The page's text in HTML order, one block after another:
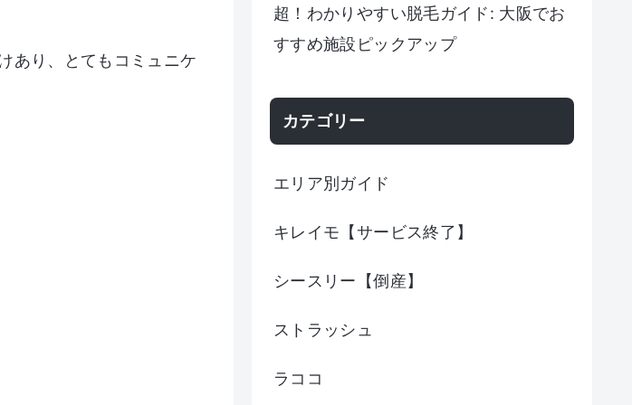
あり、とてもコミュニケ
超！わかりやすい脱毛ガイド: 大阪でお
すすめ施設ピックアップ
カテゴリー
エリア別ガイド
キレイモ【サービス終了】
シースリー【倒産】
ストラッシュ
ラココ